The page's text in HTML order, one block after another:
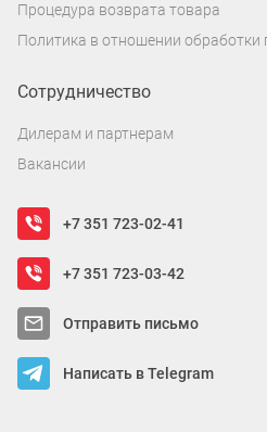
Процедура возврата товара
Политика в отношении
Сотрудничество
Дилерам и партнерам
Вакансии
+7 351 723-02-41
+7 351 723-03-42
Отправить письмо
Написать в Telegram